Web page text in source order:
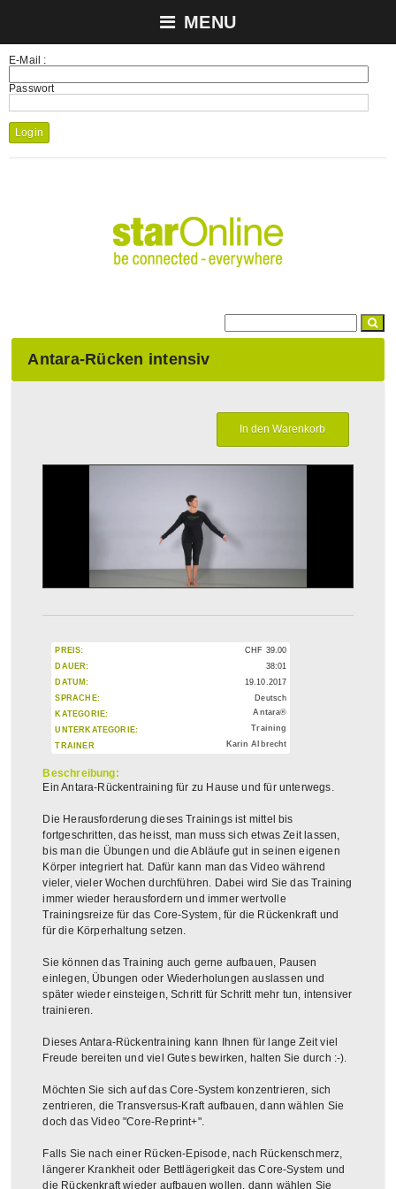
MENU
E-Mail :
Passwort
Login
Antara-Rücken intensiv
PREIS: 39.00
CHF
DAUER:
38:01
DATUM:
19.10.2017
SPRACHE:
Deutsch
KATEGORIE:
Antara®
UNTERKATEGORIE:
Training
TRAINER
Karin Albrecht
Beschreibung:
Ein Antara-Rückentraining für zu Hause und für unterwegs.
Die Herausforderung dieses Trainings ist mittel bis
fortgeschritten, das heisst, man muss sich etwas Zeit lassen,
bis man die Übungen und die Abläufe gut in seinen eigenen
Körper integriert hat. Dafür kann man das Video während
vieler, vieler Wochen durchführen. Dabei wird Sie das Training
immer wieder herausfordern und immer wertvolle
Trainingsreize für das Core-System, für die Rückenkraft und
für die Körperhaltung setzen.
Sie können das Training auch gerne aufbauen, Pausen
einlegen, Übungen oder Wiederholungen auslassen und
später wieder einsteigen, Schritt für Schritt mehr tun, intensiver
trainieren.
Dieses Antara-Rückentraining kann Ihnen für lange Zeit viel
Freude bereiten und viel Gutes bewirken, halten Sie durch :-).
Möchten Sie sich auf das Core-System konzentrieren, sich
zentrieren, die Transversus-Kraft aufbauen, dann wählen Sie
doch das Video "Core-Reprint+".
Falls Sie nach einer Rücken-Episode, nach Rückenschmerz,
längerer Krankheit oder Bettlägerigkeit das Core-System und
die Rückenkraft wieder aufbauen wollen, dann wählen Sie